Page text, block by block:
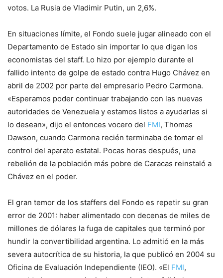
votos. La Rusia de Vladimir Putin, un 2,6%.
En situaciones límite, el Fondo suele jugar alineado con el
Departamento de Estado sin importar lo que digan los
economistas del staff. Lo hizo por ejemplo durante el
fallido intento de golpe de estado contra Hugo Chávez en
abril de 2002 por parte del empresario Pedro Carmona.
«Esperamos poder continuar trabajando con las nuevas
autoridades de Venezuela y estamos listos a ayudarlas si
lo desean», dijo el entonces vocero del FMI, Thomas
Dawson, cuando Carmona recién terminaba de tomar el
control del aparato estatal. Pocas horas después, una
rebelión de la población más pobre de Caracas reinstaló a
Chávez en el poder.
El gran temor de los staffers del Fondo es repetir su gran
error de 2001: haber alimentado con decenas de miles de
millones de dólares la fuga de capitales que terminó por
hundir la convertibilidad argentina. Lo admitió en la más
severa autocrítica de su historia, la que publicó en 2004 su
Oficina de Evaluación Independiente (IEO). «El FMI,